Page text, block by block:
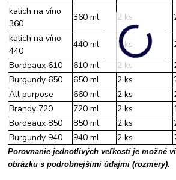
kalich na víno
360
360 ml 2 ks
kalich na víno
440
440 ml 2 ks
Bordeaux 610
610 ml 2 ks
Burgundy 650
650 ml 2 ks
All purpose
660 ml 2 ks
Brandy 720
720 ml 2 ks
Bordeaux 850
850 ml 2 ks
Burgundy 940
940 ml 2 ks
Porovnanie jednotlivých veľkostí je možné
obrázku s podrobnejšími údajmi (rozmery).